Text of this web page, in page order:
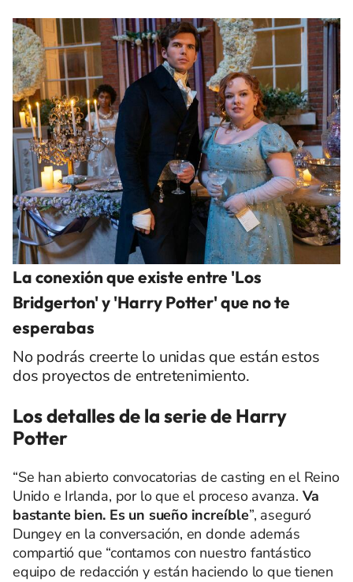
La conexión que existe entre 'Los
Bridgerton' y 'Harry Potter' que no te
esperabas
No podrás creerte lo unidas que están estos
dos proyectos de entretenimiento.
Los detalles de la serie de Harry
Potter
“Se han abierto convocatorias de casting en el Reino
Unido e Irlanda, por lo que el proceso avanza. Va
bastante bien. Es un sueño increíble”, aseguró
Dungey en la conversación, en donde además
compartió que “contamos con nuestro fantástico
equipo de redacción y están haciendo lo que tienen